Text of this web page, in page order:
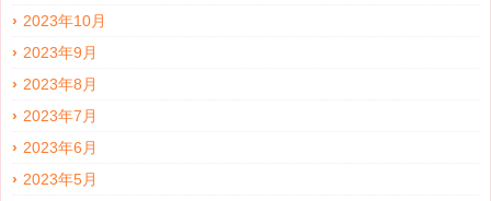
2023年10月
2023年9月
2023年8月
2023年7月
2023年6月
2023年5月